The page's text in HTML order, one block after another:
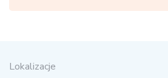
Lokalizacje